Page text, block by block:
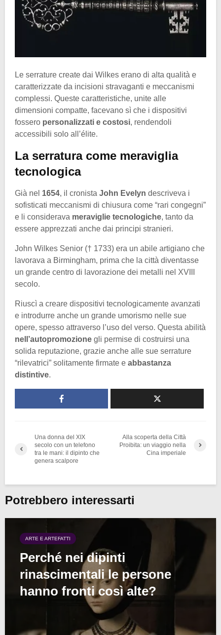
Le serrature create dai Wilkes erano di alta qualità e
caratterizzate da incisioni stravaganti e meccanismi
complessi. Queste caratteristiche, unite alle
dimensioni compatte, facevano sì che i dispositivi
fossero personalizzati e costosi, rendendoli
accessibili solo all’élite.
La serratura come meraviglia
tecnologica
Già nel 1654, il cronista John Evelyn descriveva i
sofisticati meccanismi di chiusura come “rari congegni”
e li considerava meraviglie tecnologiche, tanto da
essere apprezzati anche dai principi stranieri.
John Wilkes Senior († 1733) era un abile artigiano che
lavorava a Birmingham, prima che la città diventasse
un grande centro di lavorazione dei metalli nel XVIII
secolo.
Riuscì a creare dispositivi tecnologicamente avanzati
e introdurre anche un grande umorismo nelle sue
opere, spesso attraverso l’uso del verso. Questa abilità
nell’autopromozione gli permise di costruirsi una
solida reputazione, grazie anche alle sue serrature
“rilevatrici” solitamente firmate e abbastanza
distintive.
Una donna del XIX
secolo con un telefono
tra le mani: il dipinto che
genera scalpore
Alla scoperta della Città
Proibita: un viaggio nella
Cina imperiale
Potrebbero interessarti
ARTE E ARTEFATTI
Perché nei dipinti
rinascimentali le persone
hanno fronti così alte?